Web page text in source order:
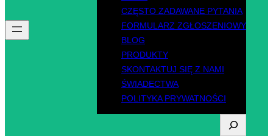
CZĘSTO ZADAWANE PYTANIA
FORMULARZ ZGŁOSZENIOWY
BLOG
PRODUKTY
SKONTAKTUJ SIĘ Z NAMI
ŚWIADECTWA
POLITYKA PRYWATNOŚCI